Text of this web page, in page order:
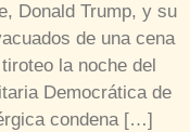
Donald Trump, y su
de una cena
la noche del
Democrática de
condena […]